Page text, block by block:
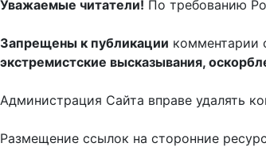
Уважаемые читатели! По требованию
Запрещены к публикации комментарии
экстремистские высказывания,
Администрация Сайта вправе удалять
Размещение ссылок на сторонние